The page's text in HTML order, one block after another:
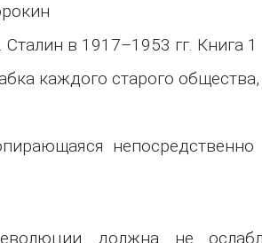
в 1917–1953 гг. Книга 1
каждого старого
должна не